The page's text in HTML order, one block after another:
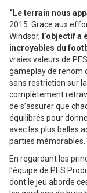
“Le terrain nous
2015. Grace aux
Windsor, l’objectif a
incroyables du
vraies valeurs de
gameplay de renom
sans restriction sur
complètement
de s’assurer que
équilibrés pour
avec les plus belles
parties mémorables.
En regardant les
l’équipe de PES
dont le jeu aborde